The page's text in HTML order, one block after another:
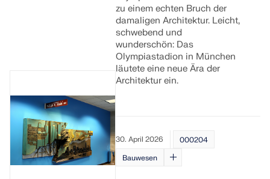
FEM für Stahlverbindungen
Entwerfen und analysieren Sie Stahlverbindungen
mit CBFEM gemäß EN 1993-1-8 und AISC 360,
vollständig integriert in RFEM 6 für schnellere und
genauere Arbeitsabläufe in der Tragwerksplanung.
zu einem echten Bruch der
damaligen Architektur. Leicht,
schwebend und
wunderschön: Das
Olympiastadion in München
läutete eine neue Ära der
Architektur ein.
30. April 2026
000204
Bauwesen